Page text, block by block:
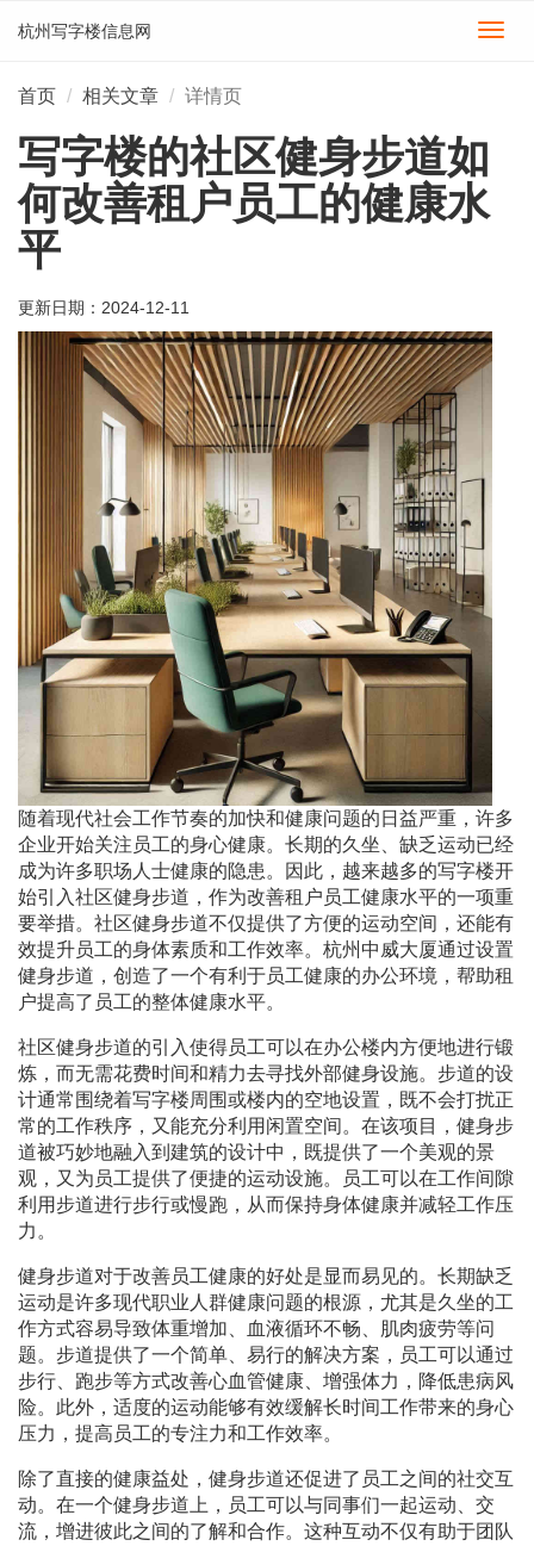
切
杭州写字楼信息网
首页 相关文章 详情页
写字楼的社区健身步道如
何改善租户员工的健康水
平
更新日期： 2024-12-11
随着现代社会工作节奏的加快和健康问题的日益严重，许多
企业开始关注员工的身心健康。长期的久坐、缺乏运动已经
成为许多职场人士健康的隐患。因此，越来越多的写字楼开
始引入社区健身步道，作为改善租户员工健康水平的一项重
要举措。社区健身步道不仅提供了方便的运动空间，还能有
效提升员工的身体素质和工作效率。杭州中威大厦通过设置
健身步道，创造了一个有利于员工健康的办公环境，帮助租
户提高了员工的整体健康水平。
社区健身步道的引入使得员工可以在办公楼内方便地进行锻
炼，而无需花费时间和精力去寻找外部健身设施。步道的设
计通常围绕着写字楼周围或楼内的空地设置，既不会打扰正
常的工作秩序，又能充分利用闲置空间。在该项目，健身步
道被巧妙地融入到建筑的设计中，既提供了一个美观的景
观，又为员工提供了便捷的运动设施。员工可以在工作间隙
利用步道进行步行或慢跑，从而保持身体健康并减轻工作压
力。
健身步道对于改善员工健康的好处是显而易见的。长期缺乏
运动是许多现代职业人群健康问题的根源，尤其是久坐的工
作方式容易导致体重增加、血液循环不畅、肌肉疲劳等问
题。步道提供了一个简单、易行的解决方案，员工可以通过
步行、跑步等方式改善心血管健康、增强体力，降低患病风
险。此外，适度的运动能够有效缓解长时间工作带来的身心
压力，提高员工的专注力和工作效率。
除了直接的健康益处，健身步道还促进了员工之间的社交互
动。在一个健身步道上，员工可以与同事们一起运动、交
流，增进彼此之间的了解和合作。这种互动不仅有助于团队